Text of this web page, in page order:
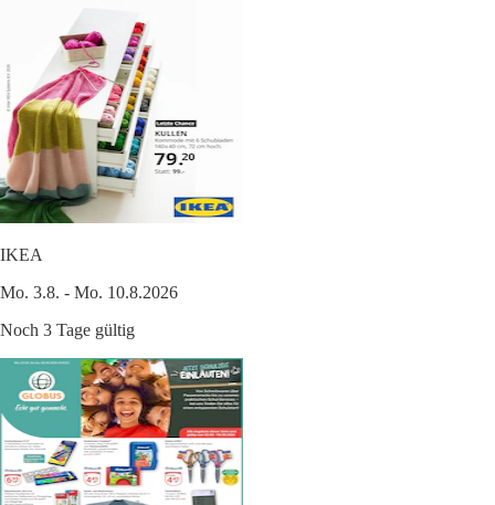
IKEA
Mo. 3.8. - Mo. 10.8.2026
Noch 3 Tage gültig